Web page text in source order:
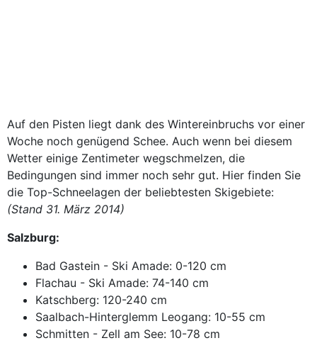
Auf den Pisten liegt dank des Wintereinbruchs vor einer
Woche noch genügend Schee. Auch wenn bei diesem
Wetter einige Zentimeter wegschmelzen, die
Bedingungen sind immer noch sehr gut. Hier finden Sie
die Top-Schneelagen der beliebtesten Skigebiete:
(Stand 31. März 2014)
Salzburg:
Bad Gastein - Ski Amade: 0-120 cm
Flachau - Ski Amade: 74-140 cm
Katschberg: 120-240 cm
Saalbach-Hinterglemm Leogang: 10-55 cm
Schmitten - Zell am See: 10-78 cm